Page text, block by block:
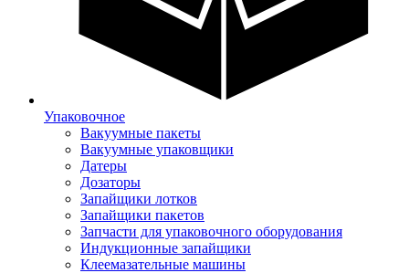
Упаковочное
Вакуумные пакеты
Вакуумные упаковщики
Датеры
Дозаторы
Запайщики лотков
Запайщики пакетов
Запчасти для упаковочного оборудования
Индукционные запайщики
Клеемазательные машины